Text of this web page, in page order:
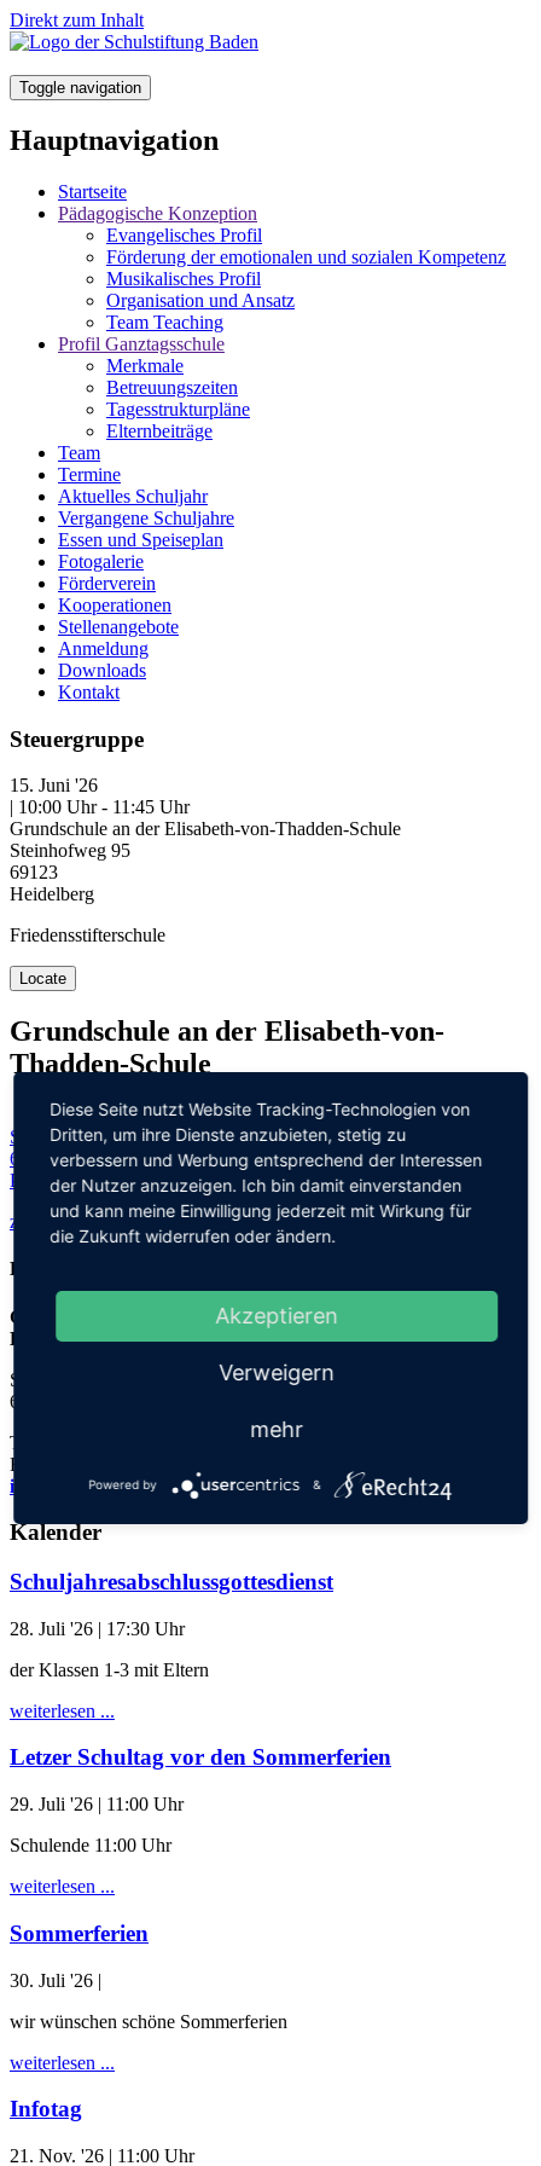
Direkt zum Inhalt
Toggle navigation
Hauptnavigation
Startseite
Pädagogische Konzeption
Evangelisches Profil
Förderung der emotionalen und sozialen Kompetenz
Musikalisches Profil
Organisation und Ansatz
Team Teaching
Profil Ganztagsschule
Merkmale
Betreuungszeiten
Tagesstrukturpläne
Elternbeiträge
Team
Termine
Aktuelles Schuljahr
Vergangene Schuljahre
Essen und Speiseplan
Fotogalerie
Förderverein
Kooperationen
Stellenangebote
Anmeldung
Downloads
Kontakt
Steuergruppe
15. Juni '26
| 10:00 Uhr - 11:45 Uhr
Grundschule an der Elisabeth-von-Thadden-Schule
Steinhofweg 95
69123
Heidelberg
Friedensstifterschule
Locate
Grundschule an der Elisabeth-von-
Thadden-Schule
Steinhofweg 95
69123 Heidelberg
Planen Sie Ihre Route...
zurück zu allen Terminen
Kontakt
Grundschule an der
Elisabeth-von-Thadden-Schule
Steinhofweg 95
69123 Heidelberg
Tel.: 06221 73922-0
Fax: 06221 73922-11
info@thadden-grundschule.de
Kalender
Schuljahresabschlussgottesdienst
28. Juli '26 | 17:30 Uhr
der Klassen 1-3 mit Eltern
weiterlesen ...
Letzer Schultag vor den Sommerferien
29. Juli '26 | 11:00 Uhr
Schulende 11:00 Uhr
weiterlesen ...
Sommerferien
30. Juli '26 |
wir wünschen schöne Sommerferien
weiterlesen ...
Infotag
21. Nov. '26 | 11:00 Uhr
Diese Seite nutzt Website Tracking-Technologien von
Dritten, um ihre Dienste anzubieten, stetig zu
verbessern und Werbung entsprechend der Interessen
der Nutzer anzuzeigen. Ich bin damit einverstanden
und kann meine Einwilligung jederzeit mit Wirkung für
die Zukunft widerrufen oder ändern.
Akzeptieren
Verweigern
mehr
Powered by &